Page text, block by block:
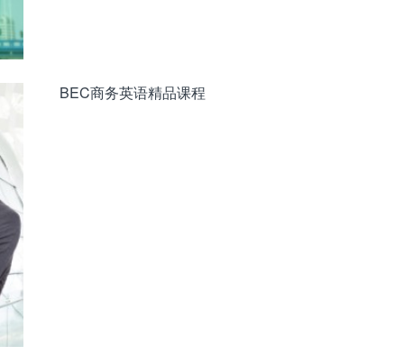
BEC商务英语精品课程